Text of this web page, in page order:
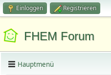
Einloggen Registrieren
FHEM Forum
Hauptmenü